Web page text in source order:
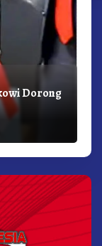
Dorong